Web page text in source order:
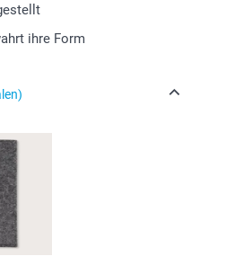
ihre Form